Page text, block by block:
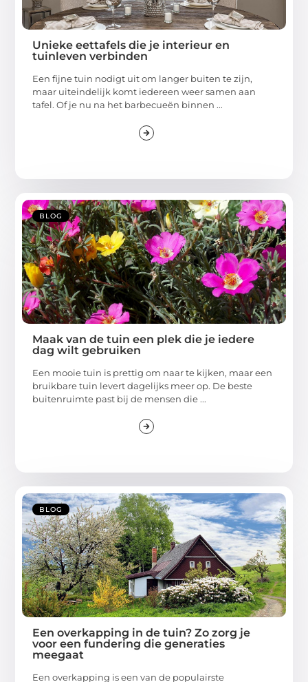
Unieke eettafels die je interieur en
tuinleven verbinden
Een fijne tuin nodigt uit om langer buiten te zijn,
maar uiteindelijk komt iedereen weer samen aan
tafel. Of je nu na het barbecueën binnen ...
BLOG
Maak van de tuin een plek die je iedere
dag wilt gebruiken
Een mooie tuin is prettig om naar te kijken, maar een
bruikbare tuin levert dagelijks meer op. De beste
buitenruimte past bij de mensen die ...
BLOG
Een overkapping in de tuin? Zo zorg je
voor een fundering die generaties
meegaat
Een overkapping is een van de populairste